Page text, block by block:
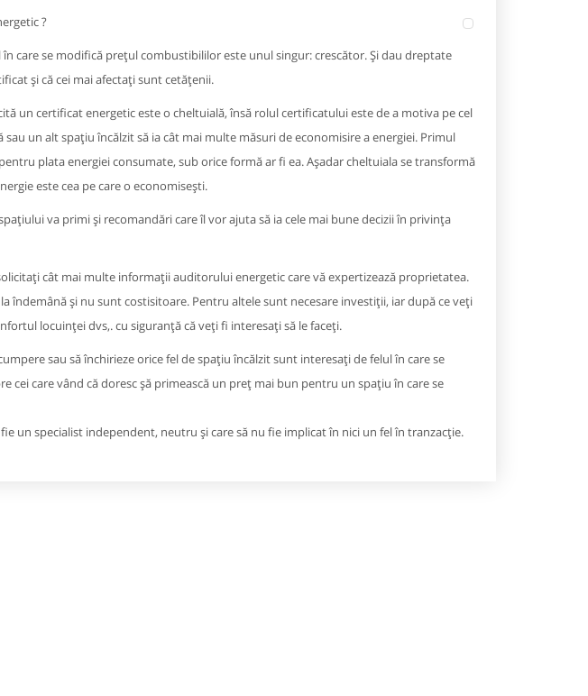
?
care se modifică prețul combustibililor este unul singur: crescător. Și dau dreptate
și că cei mai afectați sunt cetățenii.
un certificat energetic este o cheltuială, însă rolul certificatului este de a motiva pe cel
un alt spațiu încălzit să ia cât mai multe măsuri de economisire a energiei. Primul
plata energiei consumate, sub orice formă ar fi ea. Așadar cheltuiala se transformă
este cea pe care o economisești.
va primi și recomandări care îl vor ajuta să ia cele mai bune decizii în privința
cât mai multe informații auditorului energetic care vă expertizează proprietatea.
îndemână și nu sunt costisitoare. Pentru altele sunt necesare investiții, iar după ce veți
locuinței dvs,. cu siguranță că veți fi interesați să le faceți.
sau să închirieze orice fel de spațiu încălzit sunt interesați de felul în care se
cei care vând că doresc șă primească un preț mai bun pentru un spațiu în care se
un specialist independent, neutru și care să nu fie implicat în nici un fel în tranzacție.